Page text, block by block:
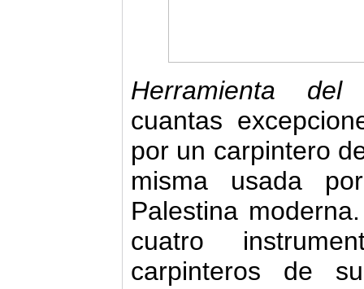
Herramienta
cuantas
por un carpintero
misma usada
Palestina
cuatro
carpinteros de